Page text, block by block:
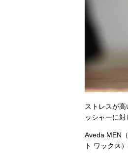
ストレスが
ッシャーに
Aveda MEN
ト ワックス